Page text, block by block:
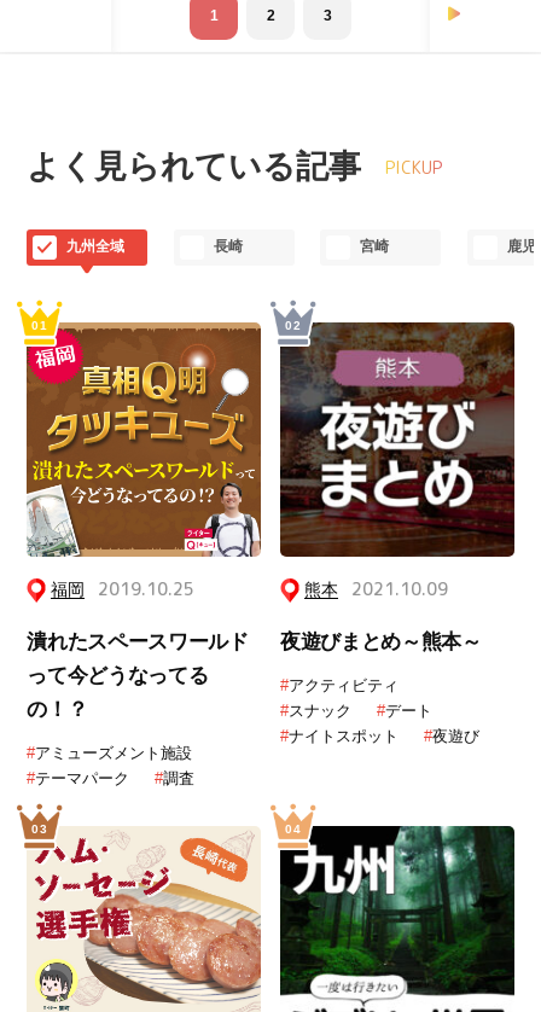
1 2 3
よく見られている記事 PICKUP
九州全域 長崎 宮崎 鹿児
福岡 2019.10.25
潰れたスペースワールド
って今どうなってる
の！？
#アミューズメント施設
#テーマパーク #調査
熊本 2021.10.09
夜遊びまとめ～熊本～
#アクティビティ
#スナック #デート
#ナイトスポット #夜遊び